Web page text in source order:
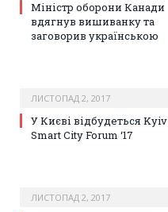
Міністр оборони Канади
вдягнув вишиванку та
заговорив українською
ЛИСТОПАД 2, 2017
У Києві відбудеться Kyiv
Smart City Forum ‘17
ЛИСТОПАД 2, 2017